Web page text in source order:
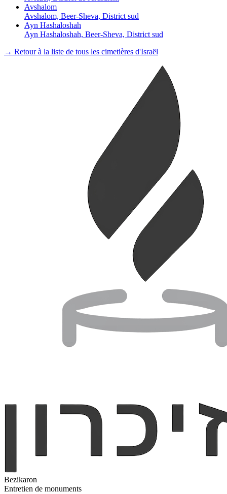
Avshalom
Avshalom, Beer-Sheva, District sud
Ayn Hashaloshah
Ayn Hashaloshah, Beer-Sheva, District sud
→ Retour à la liste de tous les cimetières d'Israël
Bezikaron
Entretien de monuments